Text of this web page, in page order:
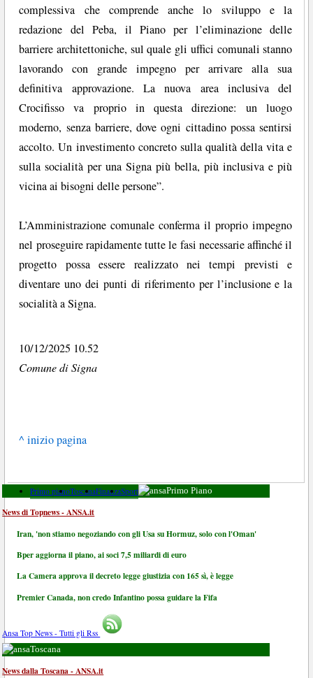
complessiva che comprende anche lo sviluppo e la
redazione del Peba, il Piano per l’eliminazione delle
barriere architettoniche, sul quale gli uffici comunali stanno
lavorando con grande impegno per arrivare alla sua
definitiva approvazione. La nuova area inclusiva del
Crocifisso va proprio in questa direzione: un luogo
moderno, senza barriere, dove ogni cittadino possa sentirsi
accolto. Un investimento concreto sulla qualità della vita e
sulla socialità per una Signa più bella, più inclusiva e più
vicina ai bisogni delle persone”.
L’Amministrazione comunale conferma il proprio impegno
nel proseguire rapidamente tutte le fasi necessarie affinché il
progetto possa essere realizzato nei tempi previsti e
diventare uno dei punti di riferimento per l’inclusione e la
socialità a Signa.
10/12/2025 10.52
Comune di Signa
^ inizio pagina
Primo pianoToscanaFinanzaSport Primo Piano
News di Topnews - ANSA.it
Iran, 'non stiamo negoziando con gli Usa su Hormuz, solo con l'Oman'
Bper aggiorna il piano, ai soci 7,5 miliardi di euro
La Camera approva il decreto legge giustizia con 165 sì, è legge
Premier Canada, non credo Infantino possa guidare la Fifa
Ansa Top News - Tutti gli Rss
Toscana
News dalla Toscana - ANSA.it